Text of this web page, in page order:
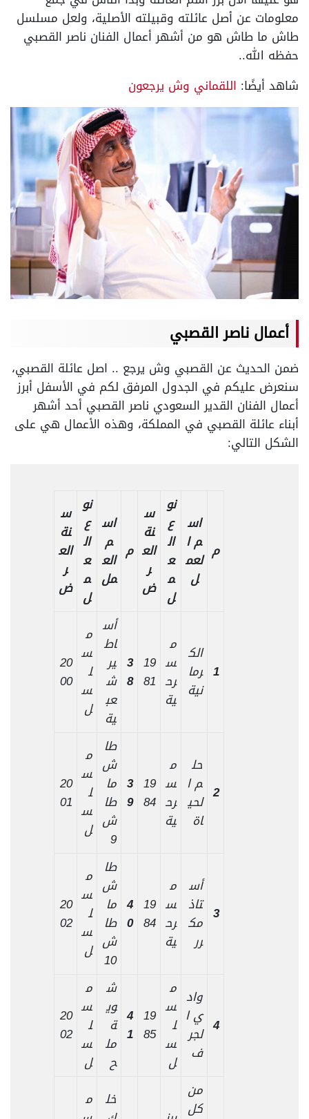
معلومات عن أصل عائلته وقبيلته الأصلية، ولعل مسلسل
طاش ما طاش هو من أشهر أعمال الفنان ناصر القصبي
حفظه الله..
شاهد أيضًا: اللقماني وش يرجعون
أعمال ناصر القصبي
ضمن الحديث عن القصبي وش يرجع .. اصل عائلة القصبي،
سنعرض عليكم في الجدول المرفق لكم في الأسفل أبرز
أعمال الفنان القدير السعودي ناصر القصبي أحد أشهر
أبناء عائلة القصبي في المملكة، وهذه الأعمال هي على
الشكل التالي:
م
اس
م ا
لعم
ل
نو
ع
ال
ع
م
ل
س
نة
الع
ر
ض
م
اس
م
الع
مل
نو
ع
ال
ع
م
ل
س
نة
الع
ر
ض
1
الك
رما
نية
م
س
رح
ية
19
81
3
8
أس
اط
ير
ش
عب
ية
م
س
ل
س
ل
20
00
2
حل
م ا
لحي
اة
م
س
رح
ية
19
84
3
9
طا
ش
ما
طا
ش
9
م
س
ل
س
ل
20
01
3
أس
تاذ
مك
رر
م
س
رح
ية
19
84
4
0
طا
ش
ما
طا
ش
10
م
س
ل
س
ل
20
02
4
واد
ي ا
لجر
ف
م
س
ل
س
ل
19
85
4
1
ش
وي
ة
مل
ح
م
س
ل
س
ل
20
02
من
كل
خل م